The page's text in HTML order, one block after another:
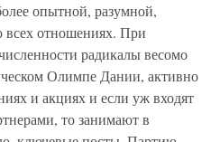
опытной, разумной,
всех отношениях. При
радикалы весомо
Олимпе Дании, активно
и акциях и если уж входят
то занимают в